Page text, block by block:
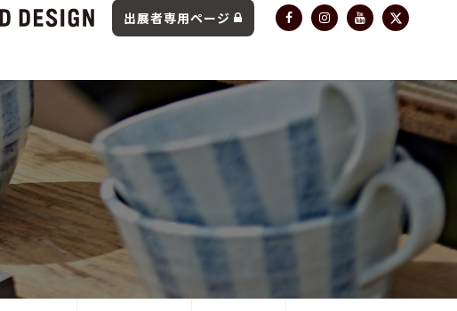
出展者専用ページ